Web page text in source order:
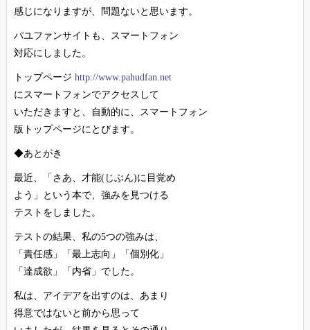
感じになりますが、問題ないと思います。
パユファンサイトも、スマートフォン
対応にしました。
トップページ http://www.pahudfan.net
にスマートフォンでアクセスして
いただきますと、自動的に、スマートフォン
版トップページにとびます。
◆あとがき
最近、「さあ、才能(じぶん)に目覚め
よう」という本で、強みを見つける
テストをしました。
テストの結果、私の5つの強みは、
「責任感」「最上志向」「個別化」
「達成欲」「内省」でした。
私は、アイデアを出すのは、あまり
得意ではないと前から思って